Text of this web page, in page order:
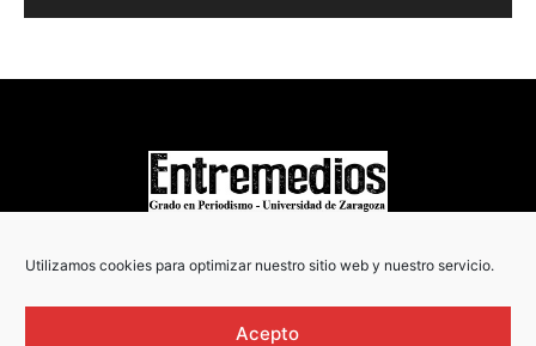
Utilizamos cookies para optimizar nuestro sitio web y nuestro servicio.
Acepto